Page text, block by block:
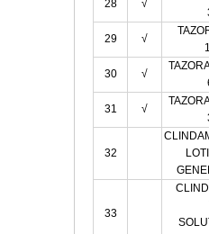
28 √
29 √
30 √
31 √
32
33